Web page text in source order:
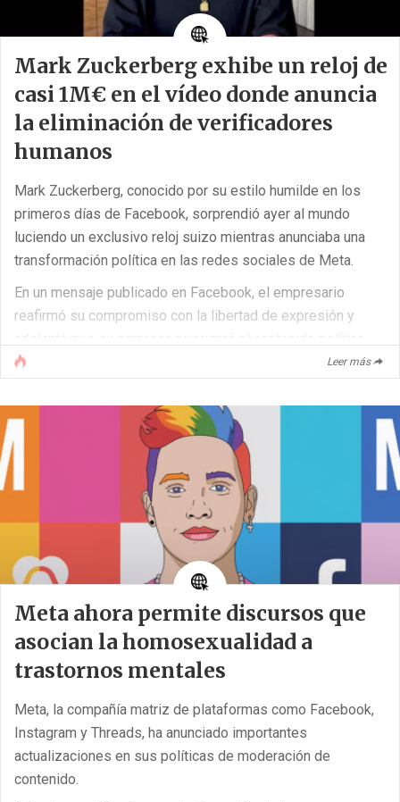
Mark Zuckerberg exhibe un reloj de
casi 1M€ en el vídeo donde anuncia
la eliminación de verificadores
humanos
Mark Zuckerberg, conocido por su estilo humilde en los
primeros días de Facebook, sorprendió ayer al mundo
luciendo un exclusivo reloj suizo mientras anunciaba una
transformación política en las redes sociales de Meta.
En un mensaje publicado en Facebook, el empresario
reafirmó su compromiso con la libertad de expresión y
eliminando a sus verificadores externos de información.
Donald Trump, ahora de vuelta en la Casa Blanca, para
contrarrestar a los gobiernos que buscan imponer más
restricciones a las empresas tecnológicas
estadounidenses. Este anuncio [...]
Leer más
Meta ahora permite discursos que
asocian la homosexualidad a
trastornos mentales
Meta, la compañía matriz de plataformas como Facebook,
Instagram y Threads, ha anunciado importantes
actualizaciones en sus políticas de moderación de
contenido.